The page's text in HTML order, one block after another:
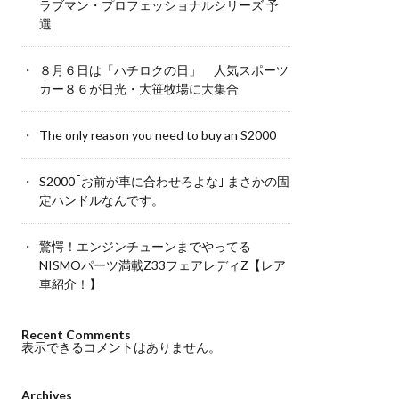
ラブマン・プロフェッショナルシリーズ 予
選
８月６日は「ハチロクの日」 人気スポーツ
カー８６が日光・大笹牧場に大集合
The only reason you need to buy an S2000
S2000｢お前が車に合わせろよな｣ まさかの固
定ハンドルなんです。
驚愕！エンジンチューンまでやってる
NISMOパーツ満載Z33フェアレディZ【レア
車紹介！】
Recent Comments
表示できるコメントはありません。
Archives